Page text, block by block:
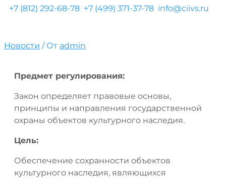
+7 (812) 292-68-78 +7 (499) 371-37-78 info@ciivs.ru
Новости / От admin
Предмет регулирования:
Закон определяет правовые основы,
принципы и направления государственной
охраны объектов культурного наследия.
Цель:
Обеспечение сохранности объектов
культурного наследия, являющихся